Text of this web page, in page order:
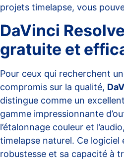
projets timelapse, vous
DaVinci
gratuite et
Pour ceux qui recherchent
compromis sur la qualité,
distingue comme un
gamme impressionnante
l’étalonnage couleur et
timelapse naturel. Ce logiciel
robustesse et sa capacité à